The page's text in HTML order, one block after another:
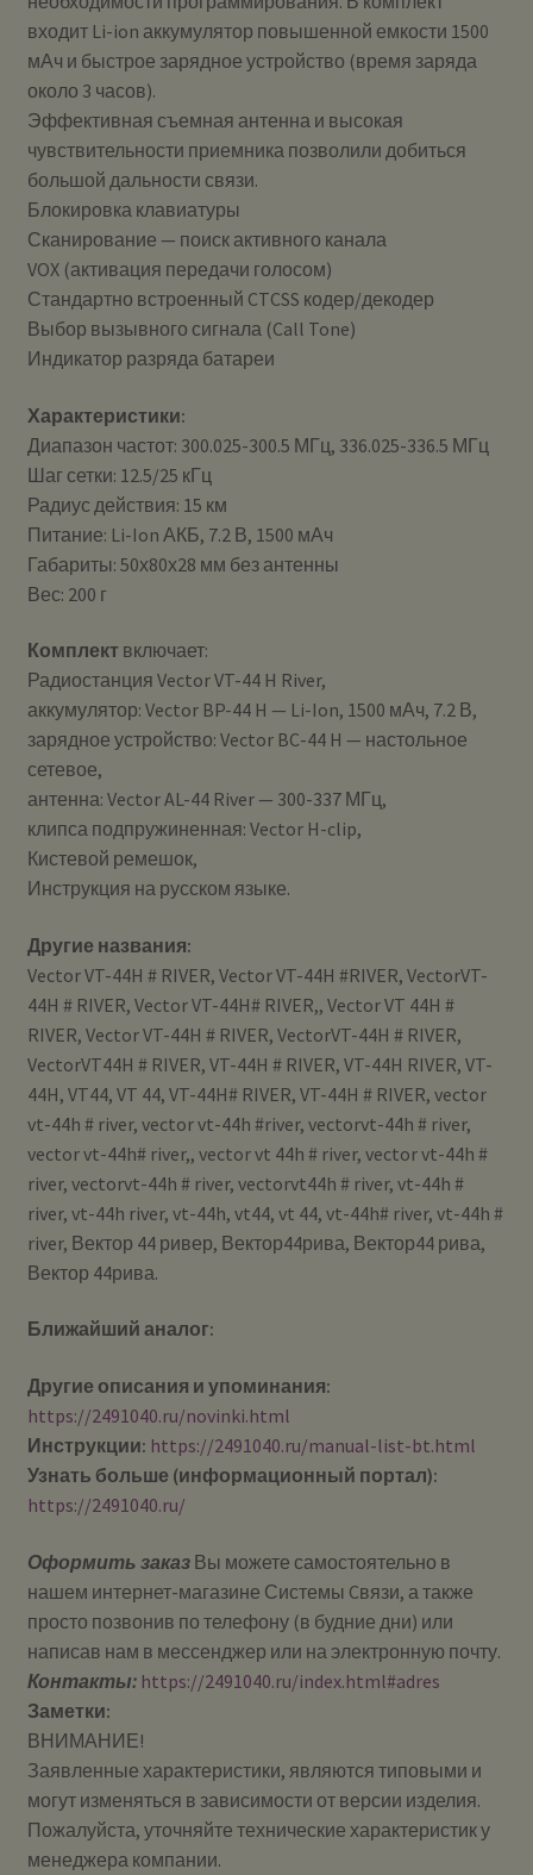
входит Li-ion аккумулятор повышенной емкости 1500
мАч и быстрое зарядное устройство (время заряда
около 3 часов).
Эффективная съемная антенна и высокая
чувствительности приемника позволили добиться
большой дальности связи.
Блокировка клавиатуры
Сканирование — поиск активного канала
VOX (активация передачи голосом)
Стандартно встроенный CTCSS кодер/декодер
Выбор вызывного сигнала (Call Tone)
Индикатор разряда батареи
Характеристики:
Диапазон частот: 300.025-300.5 МГц, 336.025-336.5 МГц
Шаг сетки: 12.5/25 кГц
Радиус действия: 15 км
Питание: Li-Ion АКБ, 7.2 В, 1500 мАч
Габариты: 50х80х28 мм без антенны
Вес: 200 г
Комплектвключает:
Радиостанция Vector VT-44 H River,
аккумулятор: Vector BP-44 H — Li-Ion, 1500 мАч, 7.2 В,
зарядное устройство: Vector BC-44 H — настольное
сетевое,
антенна: Vector AL-44 River — 300-337 МГц,
клипса подпружиненная: Vector H-clip,
Кистевой ремешок,
Инструкция на русском языке.
Другие названия:
Vector VT-44H # RIVER, Vector VT-44H #RIVER, VectorVT-
44H # RIVER, Vector VT-44H# RIVER,, Vector VT 44H #
RIVER, Vector VT-44H # RIVER, VectorVT-44H # RIVER,
VectorVT44H # RIVER, VT-44H # RIVER, VT-44H RIVER, VT-
44H, VT44, VT 44, VT-44H# RIVER, VT-44H # RIVER, vector
vt-44h # river, vector vt-44h #river, vectorvt-44h # river,
vector vt-44h# river,, vector vt 44h # river, vector vt-44h #
river, vectorvt-44h # river, vectorvt44h # river, vt-44h #
river, vt-44h river, vt-44h, vt44, vt 44, vt-44h# river, vt-44h #
river, Вектор 44 ривер, Вектор44рива, Вектор44 рива,
Вектор 44рива.
Ближайший аналог:
Другие описания и упоминания:
https://2491040.ru/novinki.html
Инструкции: https://2491040.ru/manual-list-bt.html
Узнать больше (информационный портал):
https://2491040.ru/
Оформить заказВы можете самостоятельно в
нашем интернет-магазине Системы Cвязи, а также
просто позвонив по телефону (в будние дни) или
написав нам в мессенджер или на электронную почту.
Контакты: https://2491040.ru/index.html#adres
Заметки:
ВНИМАНИЕ!
Заявленные характеристики, являются типовыми и
могут изменяться в зависимости от версии изделия.
Пожалуйста, уточняйте технические характеристик у
менеджера компании.